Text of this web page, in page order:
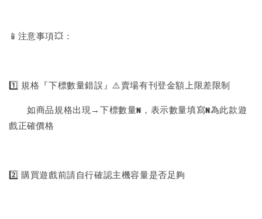
📱注意事項💥：
1️⃣ 規格『下標數量錯誤』⚠️賣場有刊登金額上限差限制
如商品規格出現→下標數量N，表示數量填寫N為此款遊
戲正確價格
2️⃣ 購買遊戲前請自行確認主機容量是否足夠